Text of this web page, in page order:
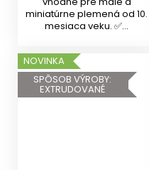
miniatúrne plemená od 10.
mesiaca veku. ✅...
NOVINKA
SPÔSOB VÝROBY:
EXTRUDOVANÉ